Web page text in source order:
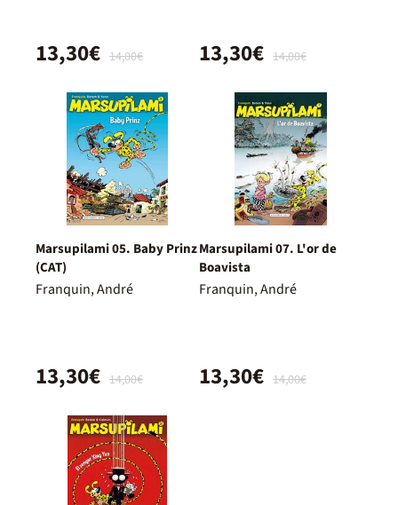
14,00€
13,30€ 14,00€
13,30€
Marsupilami 05. Baby Prinz
(CAT)
Franquin, André
14,00€
13,30€
Marsupilami 07. L'or de
Boavista
Franquin, André
14,00€
13,30€